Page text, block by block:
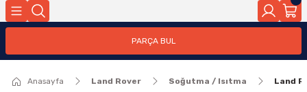
PARÇA BUL
Anasayfa Land Rover Soğutma / Isıtma Land